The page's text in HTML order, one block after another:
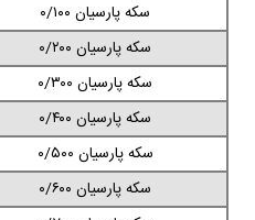
سکه پارسیان ۰/۱۰۰
سکه پارسیان ۰/۲۰۰
سکه پارسیان ۰/۳۰۰
سکه پارسیان ۰/۴۰۰
سکه پارسیان ۰/۵۰۰
سکه پارسیان ۰/۶۰۰